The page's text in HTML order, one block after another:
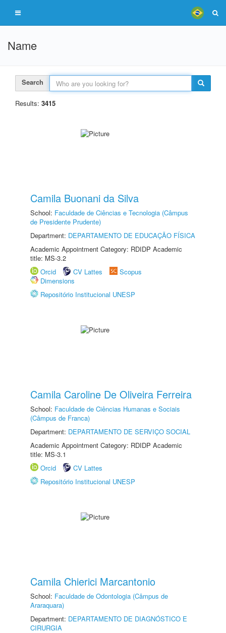
Name
Search
Results: 3415
Camila Buonani da Silva
School: Faculdade de Ciências e Tecnologia (Câmpus
de Presidente Prudente)
Department: DEPARTAMENTO DE EDUCAÇÃO FÍSICA
Academic Appointment Category: RDIDP Academic
title: MS-3.2
Orcid
CV Lattes
Scopus
Dimensions
Repositório Institucional UNESP
Camila Caroline De Oliveira Ferreira
School: Faculdade de Ciências Humanas e Sociais
(Câmpus de Franca)
Department: DEPARTAMENTO DE SERVIÇO SOCIAL
Academic Appointment Category: RDIDP Academic
title: MS-3.1
Orcid
CV Lattes
Repositório Institucional UNESP
Camila Chierici Marcantonio
School: Faculdade de Odontologia (Câmpus de
Araraquara)
Department: DEPARTAMENTO DE DIAGNÓSTICO E
CIRURGIA